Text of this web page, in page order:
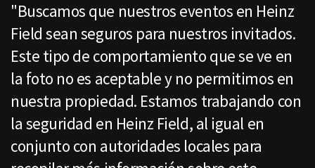
"Buscamos que nuestros eventos en Heinz
Field sean seguros para nuestros invitados.
Este tipo de comportamiento que se ve en
la foto no es aceptable y no permitimos en
nuestra propiedad. Estamos trabajando con
la seguridad en Heinz Field, al igual en
conjunto con autoridades locales para